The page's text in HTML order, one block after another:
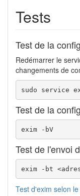
Tests
Test de la
Redémarrer le
changements de
sudo service
Test de la
exim -bV
Test de l'envoi
exim -bt
Test d'exim selon